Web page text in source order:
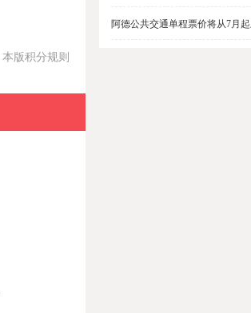
本版积分规则
阿德公共交通单程票价将从7月起